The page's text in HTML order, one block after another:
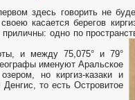
здесь говорить не
касается берегов
одно по
и между 75,075° и 79°
именуют Аральское
но киргиз-казаки и
то есть Островитое